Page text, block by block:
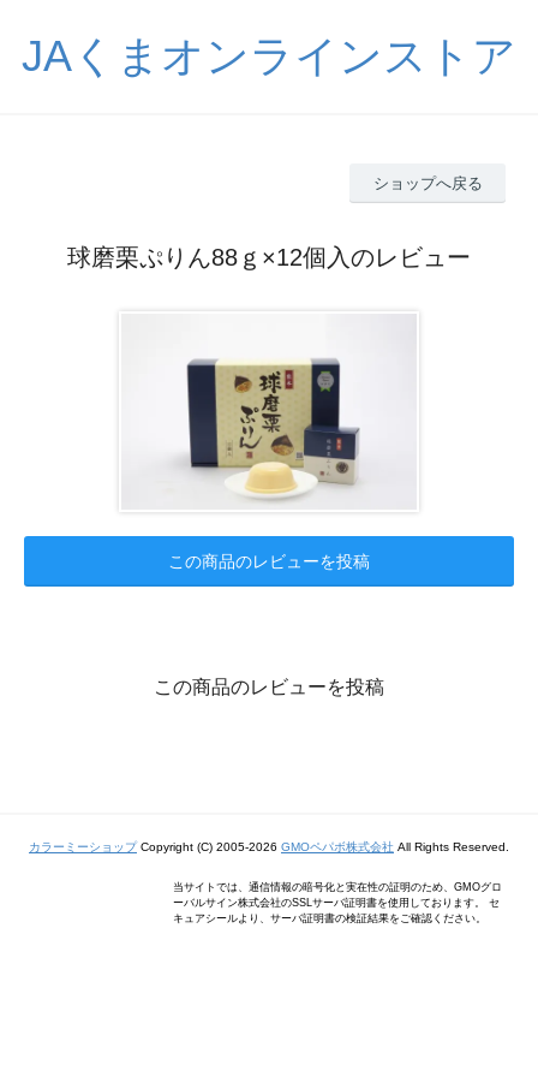
JAくまオンラインストア
ショップへ戻る
球磨栗ぷりん88ｇ×12個入のレビュー
この商品のレビューを投稿
この商品のレビューを投稿
カラーミーショップCopyright (C) 2005-2026 GMOペパボ株式会社 All Rights Reserved.
当サイトでは、通信情報の暗号化と実在性の証明のため、GMOグロ
ーバルサイン株式会社のSSLサーバ証明書を使用しております。 セ
キュアシールより、サーバ証明書の検証結果をご確認ください。